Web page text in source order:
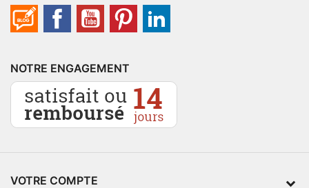
NOTRE ENGAGEMENT
VOTRE COMPTE